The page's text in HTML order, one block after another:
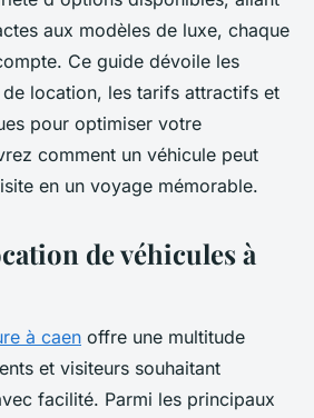
•8 min de lecture
aux modèles de luxe, chaque
Ce guide dévoile les
de location, les tarifs attractifs et
pour optimiser votre
comment un véhicule peut
en un voyage mémorable.
de véhicules à
à caen offre une multitude
et visiteurs souhaitant
facilité. Parmi les principaux